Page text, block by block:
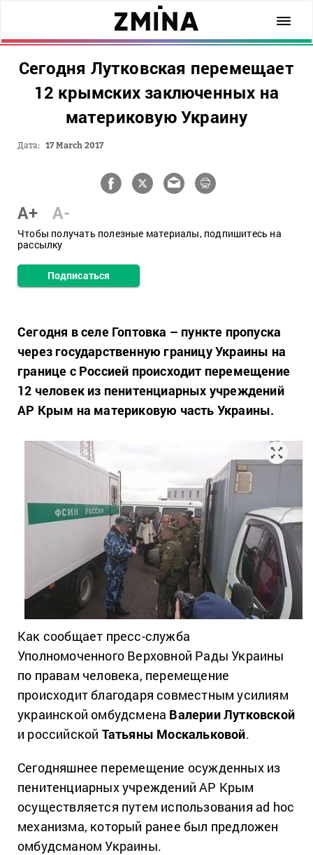
Сегодня Лутковская перемещает
12 крымских заключенных на
материковую Украину
Дата: 17 March 2017
A+ A-
Чтобы получать полезные материалы, подпишитесь на
рассылку
Подписаться
Сегодня в селе Гоптовка – пункте пропуска
через государственную границу Украины на
границе с Россией происходит перемещение
12 человек из пенитенциарных учреждений
АР Крым на материковую часть Украины.
Как сообщает пресс-служба
Уполномоченного Верховной Рады Украины
по правам человека, перемещение
происходит благодаря совместным усилиям
украинской омбудсмена Валерии Лутковской
и российской Татьяны Москальковой.
Сегодняшнее перемещение осужденных из
пенитенциарных учреждений АР Крым
осуществляется путем использования ad hoc
механизма, который ранее был предложен
омбудсманом Украины.